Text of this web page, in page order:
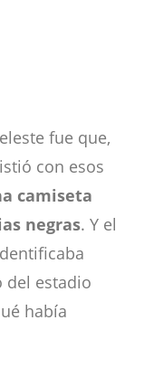
fue que,
con esos
camiseta
negras. Y el
del estadio
había